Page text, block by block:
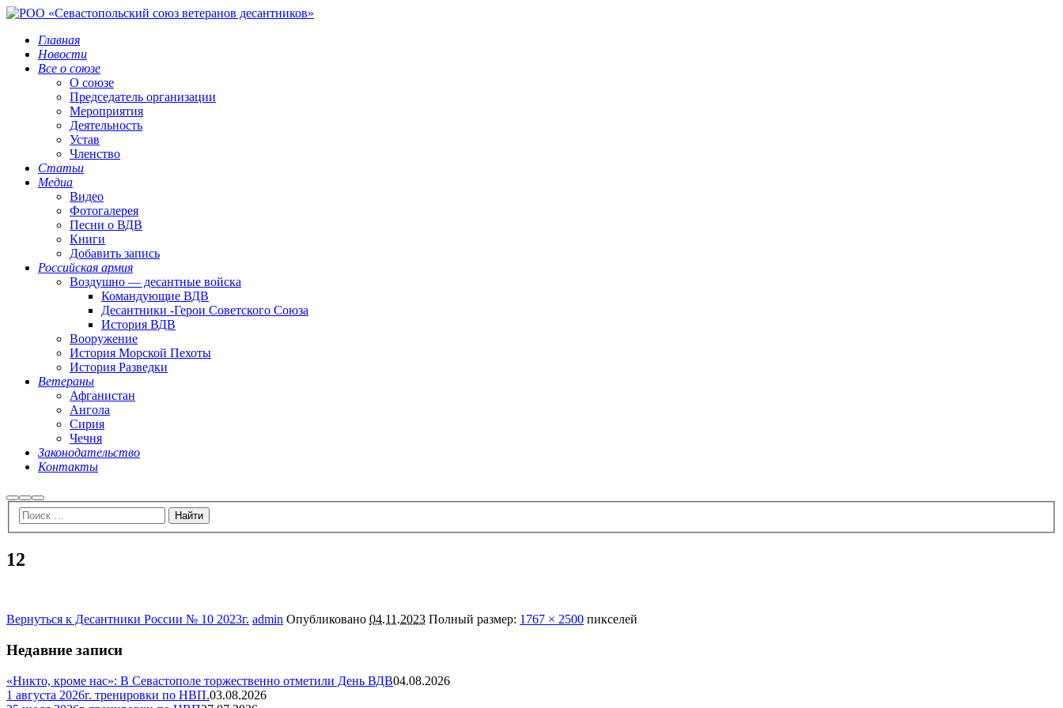
Главная
Новости
Все о союзе
О союзе
Председатель организации
Мероприятия
Деятельность
Устав
Членство
Статьи
Медиа
Видео
Фотогалерея
Песни о ВДВ
Книги
Добавить запись
Российская армия
Воздушно — десантные войска
Командующие ВДВ
Десантники -Герои Советского Союза
История ВДВ
Вооружение
История Морской Пехоты
История Разведки
Ветераны
Афганистан
Ангола
Сирия
Чечня
Законодательство
Контакты
НайтиБольше
информации
Главное
меню
12
Вернуться к Десантники России № 10 2023г. admin Опубликовано 04.11.2023 Полный размер: 1767 × 2500 пикселей
Недавние записи
«Никто, кроме нас»: В Севастополе торжественно отметили День ВДВ04.08.2026
1 августа 2026г. тренировки по НВП.03.08.2026